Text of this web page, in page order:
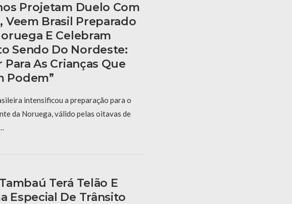
Projetam Duelo Com
Veem Brasil Preparado
E Celebram
Sendo Do Nordeste:
Para As Crianças Que
Podem”
intensificou a preparação para o
da Noruega, válido pelas oitavas de
Terá Telão E
Especial De Trânsito